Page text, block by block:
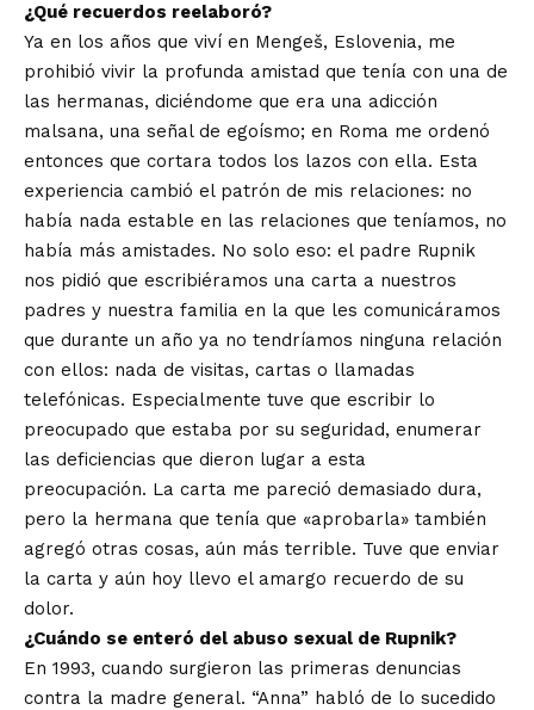
¿Qué recuerdos reelaboró?
Ya en los años que viví en Mengeš, Eslovenia, me
prohibió vivir la profunda amistad que tenía con una de
las hermanas, diciéndome que era una adicción
malsana, una señal de egoísmo; en Roma me ordenó
entonces que cortara todos los lazos con ella. Esta
experiencia cambió el patrón de mis relaciones: no
había nada estable en las relaciones que teníamos, no
había más amistades. No solo eso: el padre Rupnik
nos pidió que escribiéramos una carta a nuestros
padres y nuestra familia en la que les comunicáramos
que durante un año ya no tendríamos ninguna relación
con ellos: nada de visitas, cartas o llamadas
telefónicas. Especialmente tuve que escribir lo
preocupado que estaba por su seguridad, enumerar
las deficiencias que dieron lugar a esta
preocupación. La carta me pareció demasiado dura,
pero la hermana que tenía que «aprobarla» también
agregó otras cosas, aún más terrible. Tuve que enviar
la carta y aún hoy llevo el amargo recuerdo de su
dolor.
¿Cuándo se enteró del abuso sexual de Rupnik?
En 1993, cuando surgieron las primeras denuncias
contra la madre general. “Anna” habló de lo sucedido